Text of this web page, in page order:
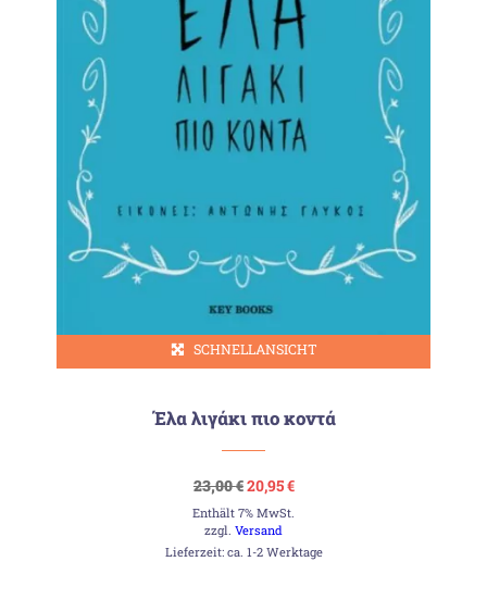
SCHNELLANSICHT
Έλα λιγάκι πιο κοντά
23,00€Ursprünglicher
Preis
war:
23,00 €
20,95€Aktueller
ist:
Enthält 7% MwSt.
zzgl.Versand
Lieferzeit: ca. 1-2 Werktage